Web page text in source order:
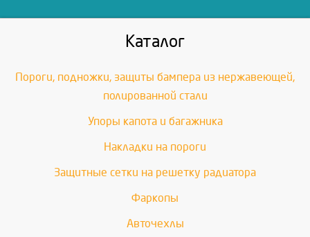
Каталог
Пороги, подножки, защиты бампера из нержавеющей,
полированной стали
Упоры капота и багажника
Накладки на пороги
Защитные сетки на решетку радиатора
Фаркопы
Авточехлы